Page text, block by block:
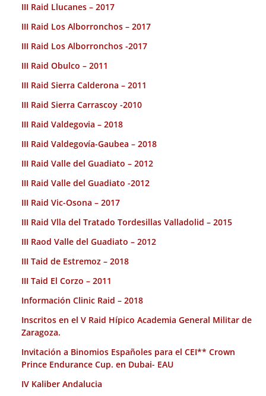
III Raid Llucanes – 2017
III Raid Los Alborronchos – 2017
III Raid Los Alborronchos -2017
III Raid Obulco – 2011
III Raid Sierra Calderona – 2011
III Raid Sierra Carrascoy -2010
III Raid Valdegovia – 2018
III Raid Valdegovía-Gaubea – 2018
III Raid Valle del Guadiato – 2012
III Raid Valle del Guadiato -2012
III Raid Vic-Osona – 2017
III Raid Vlla del Tratado Tordesillas Valladolid – 2015
III Raod Valle del Guadiato – 2012
III Taid de Estremoz – 2018
III Taid El Corzo – 2011
Información Clinic Raid – 2018
Inscritos en el V Raid Hípico Academia General Militar de
Zaragoza.
Invitación a Binomios Españoles para el CEI** Crown
Prince Endurance Cup. en Dubai- EAU
IV Kaliber Andalucia